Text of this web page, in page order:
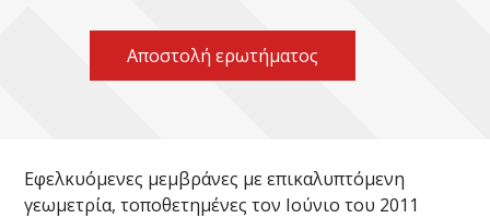
Αποστολή ερωτήματος
Εφελκυόμενες μεμβράνες με επικαλυπτόμενη
γεωμετρία, τοποθετημένες τον Ιούνιο του 2011